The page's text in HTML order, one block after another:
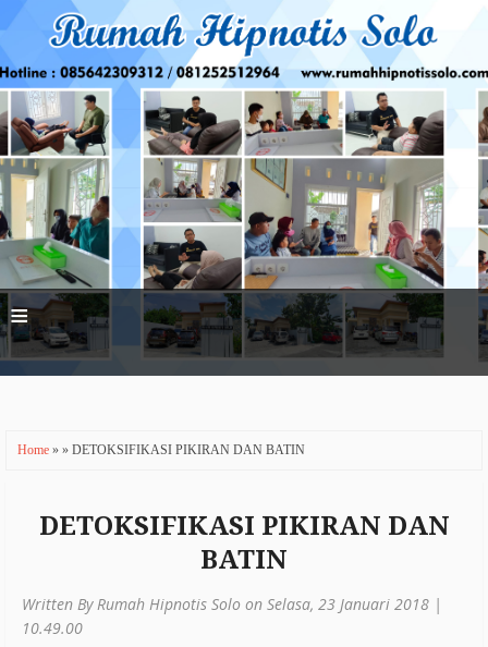
≡
Home » » DETOKSIFIKASI PIKIRAN DAN BATIN
DETOKSIFIKASI PIKIRAN DAN
BATIN
Written By Rumah Hipnotis Solo on Selasa, 23 Januari 2018 |
10.49.00